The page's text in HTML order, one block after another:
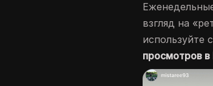
взгляд на
используйте
просмотров в